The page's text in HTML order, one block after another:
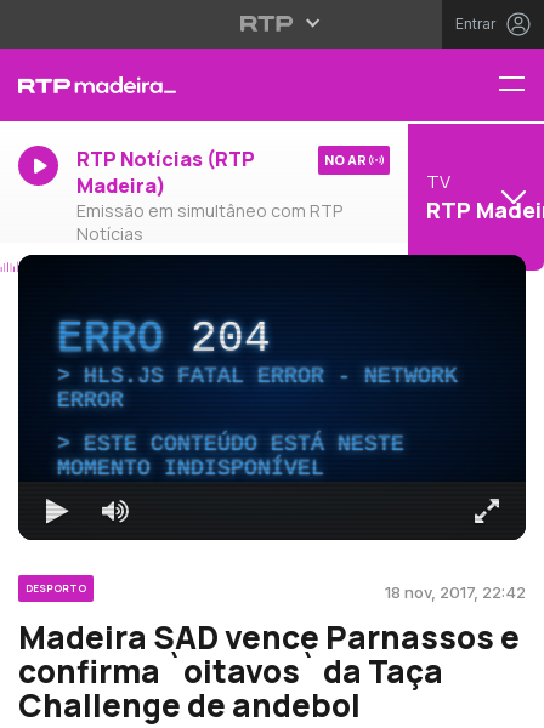
Entrar
RTP Notícias (RTP
Madeira)
Emissão em simultâneo com RTP
Notícias
NO AR
TV
RTP
ERRO204
HLS.JS FATAL ERROR - NETWORK
ERROR
ESTE CONTEÚDO ESTÁ NESTE
MOMENTO INDISPONÍVEL
DESPORTO 18 nov, 2017, 22:42
Madeira SAD vence Parnassos e
confirma `oitavos` da Taça
Challenge de andebol